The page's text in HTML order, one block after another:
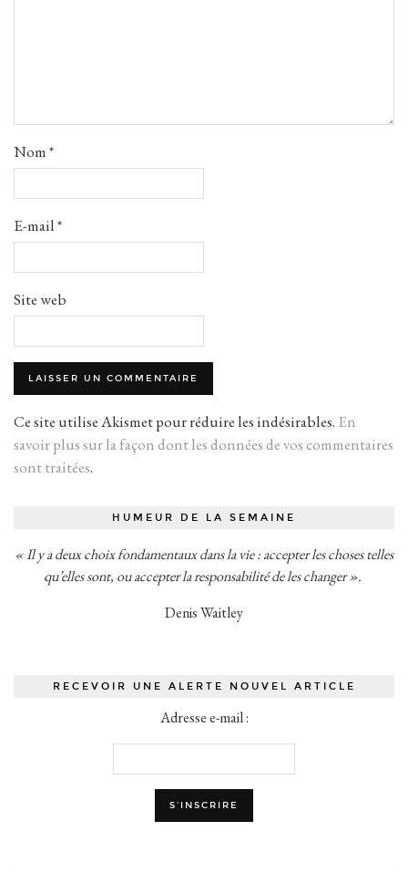
Nom*
E-mail*
Site web
Ce site utilise Akismet pour réduire les indésirables. En
savoir plus sur la façon dont les données de vos commentaires
sont traitées.
HUMEUR DE LA SEMAINE
« Il y a deux choix fondamentaux dans la vie : accepter les choses telles
qu’elles sont, ou accepter la responsabilité de les changer ».
Denis Waitley
RECEVOIR UNE ALERTE NOUVEL ARTICLE
Adresse e-mail :